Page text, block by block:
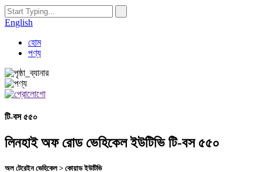
English
হোম
পণ্য
টি-বস ৫৫০
লিনহাই অফ রোড ভেহিকেল ইউটিভি টি-বস ৫৫০
অল টেরেইন ভেহিকেল > কোয়াড ইউটিভি